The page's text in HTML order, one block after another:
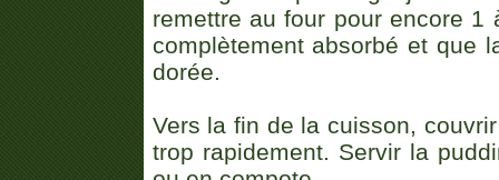
remettre au four pour encore
complètement absorbé et que
dorée.
Vers la fin de la cuisson,
trop rapidement. Servir la